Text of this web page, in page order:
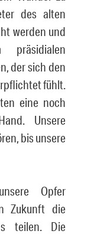
des alten
werden und
der sich den
fühlt.
eine noch
Unsere
bis unsere
Opfer
Zukunft die
teilen. Die